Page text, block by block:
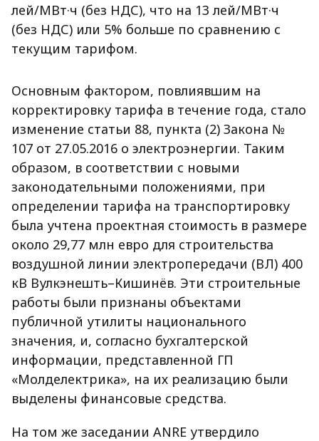
лей/МВт·ч (без НДС), что на 13 лей/МВт·ч
(без НДС) или 5% больше по сравнению с
текущим тарифом.
Основным фактором, повлиявшим на
корректировку тарифа в течение года, стало
изменение статьи 88, пункта (2) Закона №
107 от 27.05.2016 о электроэнергии. Таким
образом, в соответствии с новыми
законодательными положениями, при
определении тарифа на транспортировку
была учтена проектная стоимость в размере
около 29,77 млн евро для строительства
воздушной линии электропередачи (ВЛ) 400
кВ Вулкэнешть–Кишинёв. Эти строительные
работы были признаны объектами
публичной утилиты национального
значения, и, согласно бухгалтерской
информации, представленной ГП
«Молделектрика», на их реализацию были
выделены финансовые средства.
На том же заседании ANRE утвердило